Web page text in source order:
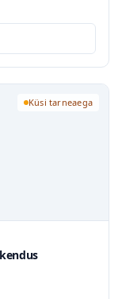
Küsi tarneaega